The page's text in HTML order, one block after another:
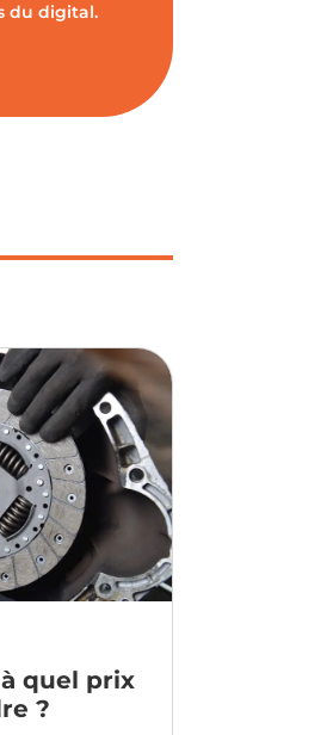
du digital.
quel prix
?